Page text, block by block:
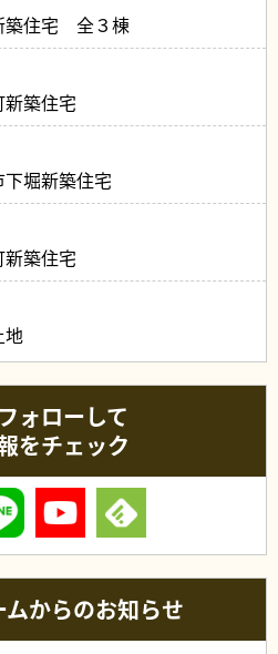
築住宅 全３棟
新築住宅
堀新築住宅
築住宅
地
ォローして
をチェック
ムからのお知らせ